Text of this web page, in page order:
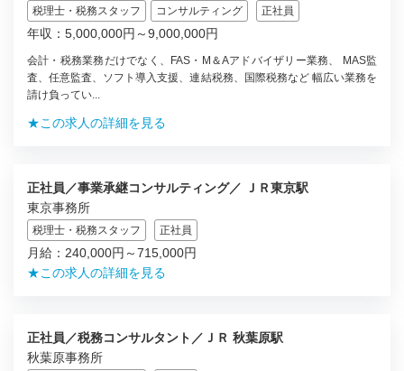
税理士・税務スタッフ
コンサルティング 正社員
年収：5,000,000円～9,000,000円
会計・税務業務だけでなく、FAS・M＆Aアドバイザリー業務、 MAS監
査、任意監査、ソフト導入支援、連結税務、国際税務など 幅広い業務を
請け負ってい...
★この求人の詳細を見る
正社員／事業承継コンサルティング／ ＪＲ東京駅
東京事務所
税理士・税務スタッフ 正社員
月給：240,000円～715,000円
★この求人の詳細を見る
正社員／税務コンサルタント／ＪＲ 秋葉原駅
秋葉原事務所